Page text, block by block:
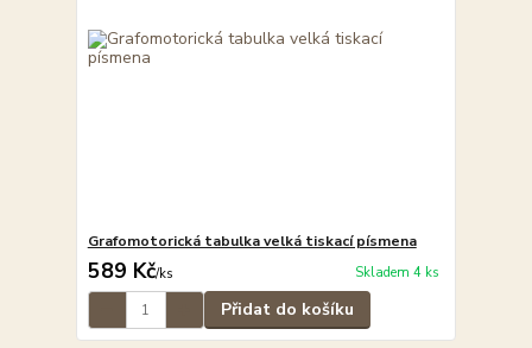
Grafomotorická tabulka velká tiskací písmena
589 Kč/ks Skladem 4 ks
Přidat do košíku